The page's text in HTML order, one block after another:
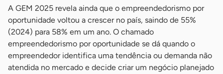
A GEM 2025 revela ainda que o empreendedorismo por
oportunidade voltou a crescer no país, saindo de 55%
(2024) para 58% em um ano. O chamado
empreendedorismo por oportunidade se dá quando o
empreendedor identifica uma tendência ou demanda não
atendida no mercado e decide criar um negócio planejado